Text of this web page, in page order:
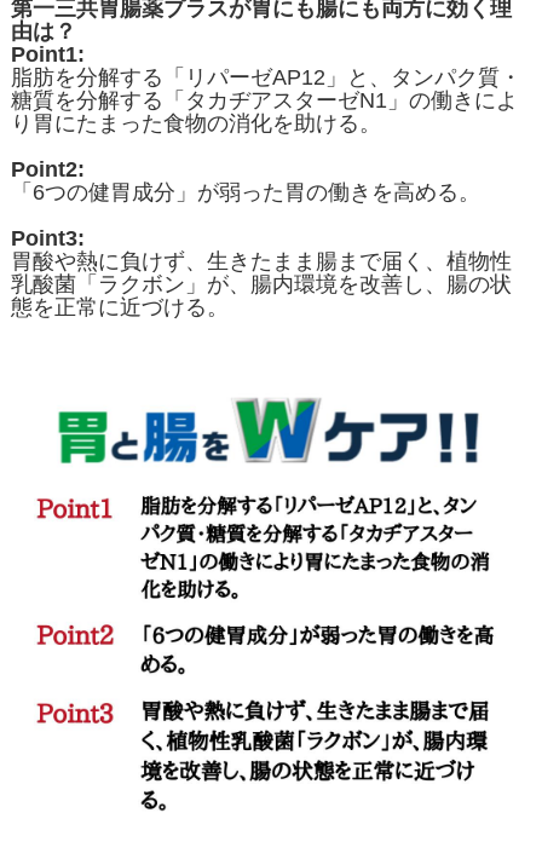
第一三共胃腸薬プラスが胃にも腸にも両方に効く理
由は？
Point1:
脂肪を分解する「リパーゼAP12」と、タンパク質・
糖質を分解する「タカヂアスターゼN1」の働きによ
り胃にたまった食物の消化を助ける。
Point2:
「6つの健胃成分」が弱った胃の働きを高める。
Point3:
胃酸や熱に負けず、生きたまま腸まで届く、植物性
乳酸菌「ラクボン」が、腸内環境を改善し、腸の状
態を正常に近づける。